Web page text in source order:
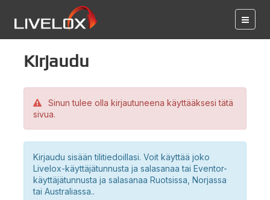
Kirjaudu
Sinun tulee olla kirjautuneena käyttääksesi tätä
sivua.
Kirjaudu sisään tilitiedoillasi. Voit käyttää joko
Livelox-käyttäjätunnusta ja salasanaa tai Eventor-
käyttäjätunnusta ja salasanaa Ruotsissa, Norjassa
tai Australiassa..